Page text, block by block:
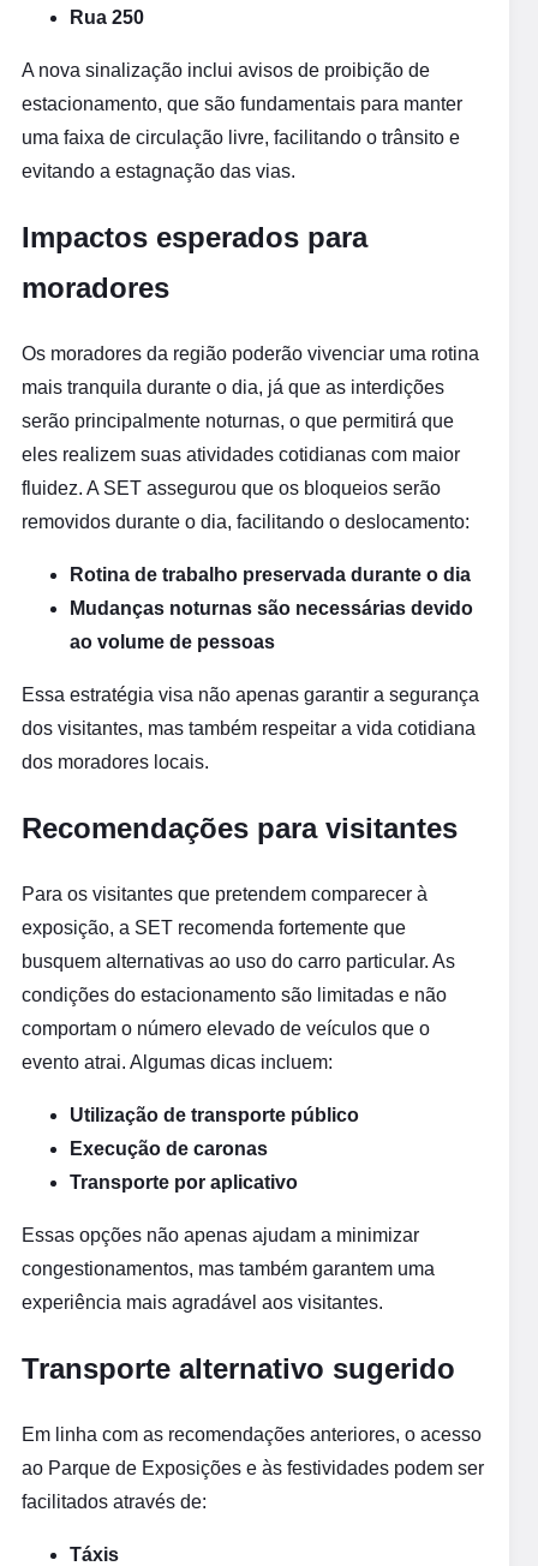
Rua 250
A nova sinalização inclui avisos de proibição de
estacionamento, que são fundamentais para manter
uma faixa de circulação livre, facilitando o trânsito e
evitando a estagnação das vias.
Impactos esperados para
moradores
Os moradores da região poderão vivenciar uma rotina
mais tranquila durante o dia, já que as interdições
serão principalmente noturnas, o que permitirá que
eles realizem suas atividades cotidianas com maior
fluidez. A SET assegurou que os bloqueios serão
removidos durante o dia, facilitando o deslocamento:
Rotina de trabalho preservada durante o dia
Mudanças noturnas são necessárias devido
ao volume de pessoas
Essa estratégia visa não apenas garantir a segurança
dos visitantes, mas também respeitar a vida cotidiana
dos moradores locais.
Recomendações para visitantes
Para os visitantes que pretendem comparecer à
exposição, a SET recomenda fortemente que
busquem alternativas ao uso do carro particular. As
condições do estacionamento são limitadas e não
comportam o número elevado de veículos que o
evento atrai. Algumas dicas incluem:
Utilização de transporte público
Execução de caronas
Transporte por aplicativo
Essas opções não apenas ajudam a minimizar
congestionamentos, mas também garantem uma
experiência mais agradável aos visitantes.
Transporte alternativo sugerido
Em linha com as recomendações anteriores, o acesso
ao Parque de Exposições e às festividades podem ser
facilitados através de:
Táxis